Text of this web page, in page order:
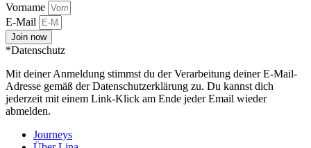
Vorname
E-Mail
Join now
*Datenschutz
Mit deiner Anmeldung stimmst du der Verarbeitung deiner E-Mail-
Adresse gemäß der Datenschutzerklärung zu. Du kannst dich
jederzeit mit einem Link-Klick am Ende jeder Email wieder
abmelden.
Journeys